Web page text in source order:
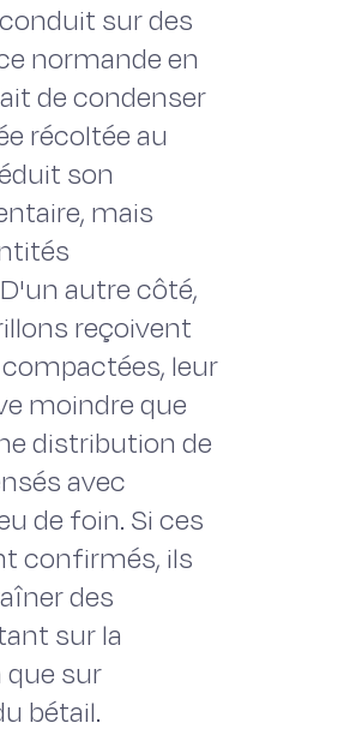
sur des
normande en
de condenser
récoltée au
son
mais
autre côté,
reçoivent
leur
moindre que
distribution de
avec
de foin. Si ces
confirmés, ils
des
sur la
sur
bétail.